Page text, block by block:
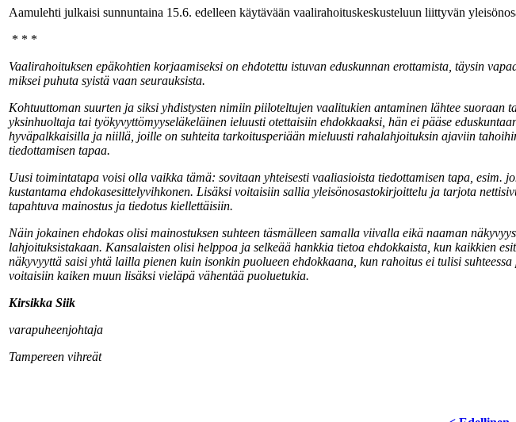
Aamulehti julkaisi sunnuntaina 15.6. edelleen käytävään vaalirahoituskeskusteluun liittyvän
* * *
Vaalirahoituksen epäkohtien korjaamiseksi on ehdotettu istuvan eduskunnan erottamista, täysin
miksei puhuta syistä vaan seurauksista.
Kohtuuttoman suurten ja siksi yhdistysten nimiin piiloteltujen vaalitukien antaminen lähtee
yksinhuoltaja tai työkyvyttömyyseläkeläinen ieluusti otettaisiin ehdokkaaksi, hän ei pääse
hyväpalkkaisilla ja niillä, joille on suhteita tarkoitusperiään mieluusti rahalahjoituksin ajaviin
tiedottamisen tapaa.
Uusi toimintatapa voisi olla vaikka tämä: sovitaan yhteisesti vaaliasioista tiedottamisen tapa,
kustantama ehdokasesittelyvihkonen. Lisäksi voitaisiin sallia yleisönosastokirjoittelu ja tarjota
tapahtuva mainostus ja tiedotus kiellettäisiin.
Näin jokainen ehdokas olisi mainostuksen suhteen täsmälleen samalla viivalla eikä naaman
lahjoituksistakaan. Kansalaisten olisi helppoa ja selkeää hankkia tietoa ehdokkaista, kun kaikkien
näkyvyyttä saisi yhtä lailla pienen kuin isonkin puolueen ehdokkaana, kun rahoitus ei tulisi
voitaisiin kaiken muun lisäksi vieläpä vähentää puoluetukia.
Kirsikka Siik
varapuheenjohtaja
Tampereen vihreät